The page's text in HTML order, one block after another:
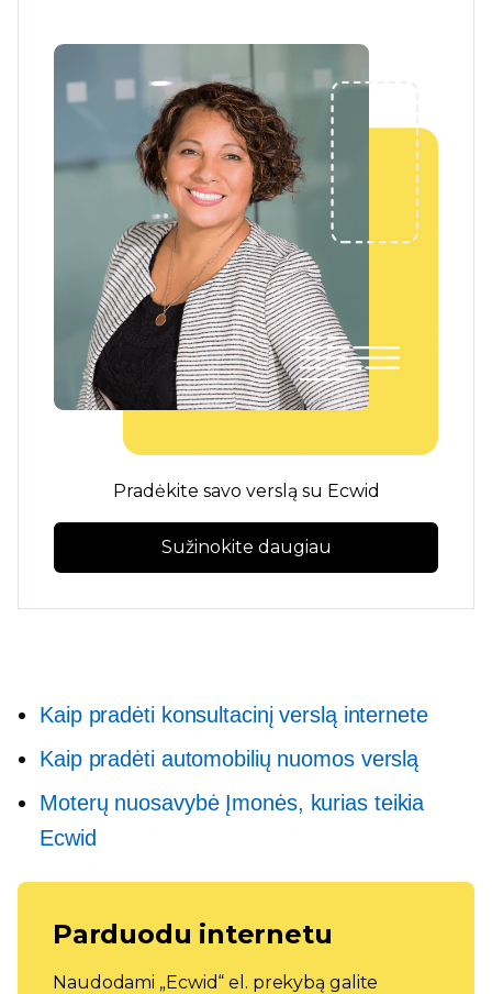
Pradėkite savo verslą su Ecwid
Sužinokite daugiau
Kaip pradėti konsultacinį verslą internete
Kaip pradėti automobilių nuomos verslą
Moterų nuosavybėĮmonės, kurias teikia
Ecwid
Parduodu internetu
Naudodami „Ecwid“ el. prekybą galite